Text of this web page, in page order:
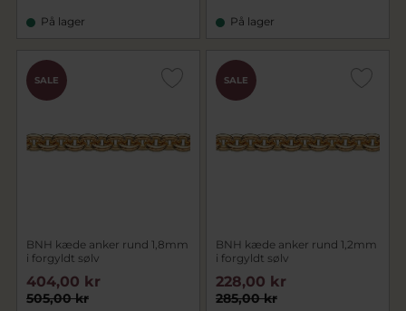
På lager På lager
SALE
BNH kæde anker rund 1,8mm
i forgyldt sølv
505,00 kr
404,00 kr
SALE
BNH kæde anker rund 1,2mm
i forgyldt sølv
285,00 kr
228,00 kr